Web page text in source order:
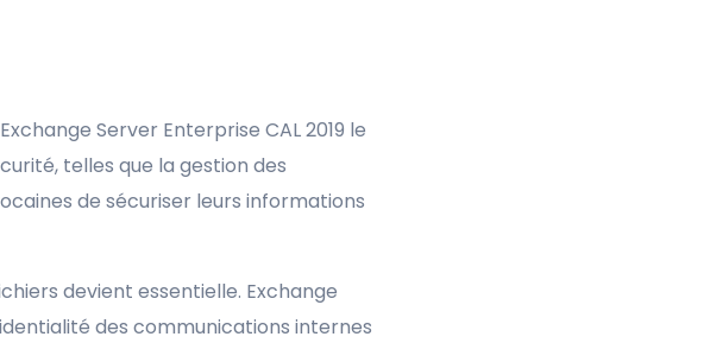
Server Enterprise CAL 2019 le
telles que la gestion des
de sécuriser leurs informations
devient essentielle. Exchange
des communications internes